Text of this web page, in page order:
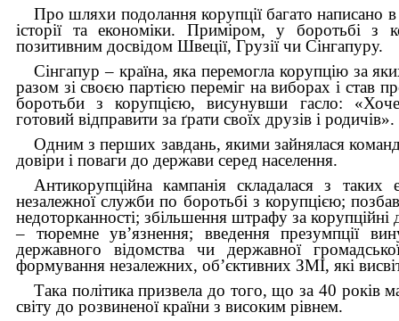
Про шляхи подолання корупції багато написано
історії та економіки. Приміром, у боротьбі з
позитивним досвідом Швеції, Грузії чи Сінгапуру.
Сінгапур – країна, яка перемогла корупцію за
разом зі своєю партією переміг на виборах і став
боротьби з корупцією, висунувши гасло:
готовий відправити за ґрати своїх друзів і родичів».
Одним з перших завдань, якими зайнялася
довіри і поваги до держави серед населення.
Антикорупційна кампанія складалася з таких
незалежної служби по боротьбі з корупцією;
недоторканності; збіль­шення штрафу за корупційні
– тюремне ув’язнення; введення презумпції
державного відомства чи державної
формування незалежних, об’єктивних ЗМІ, які
Така політика призвела до того, що за 40 років
світу до розвиненої країни з високим рівнем.